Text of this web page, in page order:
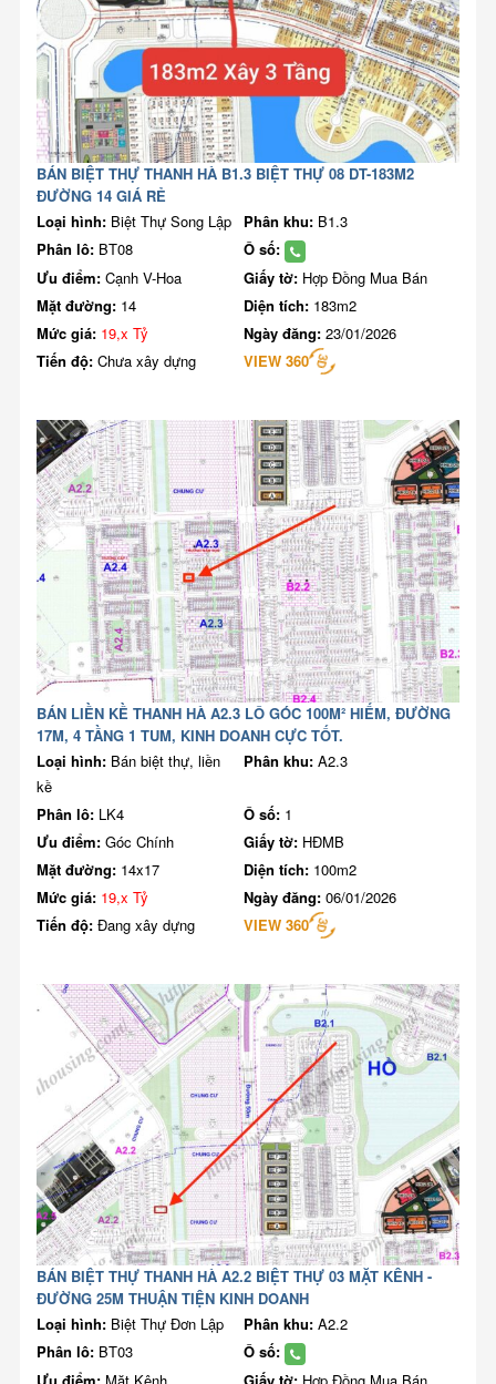
BÁN BIỆT THỰ THANH HÀ B1.3 BIỆT THỰ 08 DT-183M2
ĐƯỜNG 14 GIÁ RẺ
Loại hình: Biệt Thự Song Lập Phân khu: B1.3
Phân lô: BT08
Ô số:
Ưu điểm: Cạnh V-Hoa Giấy tờ: Hợp Đồng Mua Bán
Mặt đường: 14 Diện tích: 183m2
Mức giá: 19,x Tỷ Ngày đăng: 23/01/2026
Tiến độ: Chưa xây dựng VIEW 360
BÁN LIỀN KỀ THANH HÀ A2.3 LÔ GÓC 100M² HIẾM, ĐƯỜNG
17M, 4 TẦNG 1 TUM, KINH DOANH CỰC TỐT.
Loại hình: Bán biệt thự, liền
kề
Phân khu: A2.3
Phân lô: LK4 Ô số: 1
Ưu điểm: Góc Chính Giấy tờ: HĐMB
Mặt đường: 14x17 Diện tích: 100m2
Mức giá: 19,x Tỷ Ngày đăng: 06/01/2026
Tiến độ: Đang xây dựng VIEW 360
BÁN BIỆT THỰ THANH HÀ A2.2 BIỆT THỰ 03 MẶT KÊNH -
ĐƯỜNG 25M THUẬN TIỆN KINH DOANH
Loại hình: Biệt Thự Đơn Lập Phân khu: A2.2
Phân lô: BT03
Ô số: